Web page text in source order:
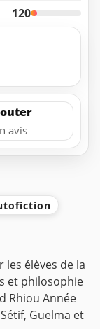
120
avis
élèves de la
et philosophie
Rhiou Année
Guelma et